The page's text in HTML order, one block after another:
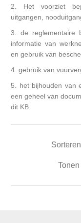
2. Het voorziet
uitgangen,
3. de reglementaire
informatie van
en gebruik van
4. gebruik van
5. het bijhouden van
een geheel van
dit KB.
Tonen